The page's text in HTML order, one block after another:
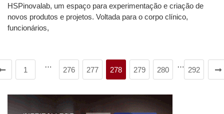
HSPinovalab, um espaço para experimentação e criação de
novos produtos e projetos. Voltada para o corpo clínico,
funcionários,
1
…
276 277 278 279 280
…
292